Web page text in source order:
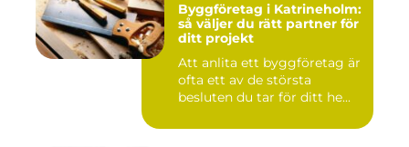
Byggföretag i Katrineholm:
så väljer du rätt partner för
ditt projekt
Att anlita ett byggföretag är
ofta ett av de största
besluten du tar för ditt he...